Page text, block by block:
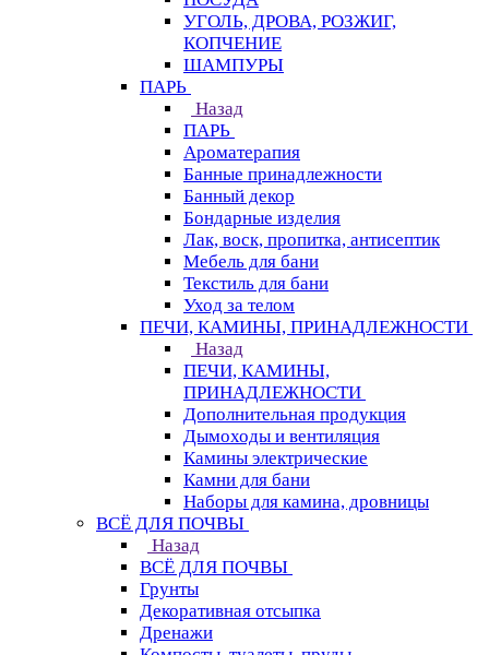
УГОЛЬ, ДРОВА, РОЗЖИГ,
КОПЧЕНИЕ
ШАМПУРЫ
ПАРЬ
Назад
ПАРЬ
Ароматерапия
Банные принадлежности
Банный декор
Бондарные изделия
Лак, воск, пропитка, антисептик
Мебель для бани
Текстиль для бани
Уход за телом
ПЕЧИ, КАМИНЫ, ПРИНАДЛЕЖНОСТИ
Назад
ПЕЧИ, КАМИНЫ,
ПРИНАДЛЕЖНОСТИ
Дополнительная продукция
Дымоходы и вентиляция
Камины электрические
Камни для бани
Наборы для камина, дровницы
ВСЁ ДЛЯ ПОЧВЫ
Назад
ВСЁ ДЛЯ ПОЧВЫ
Грунты
Декоративная отсыпка
Дренажи